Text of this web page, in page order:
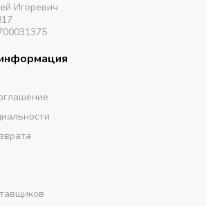
Игоревич